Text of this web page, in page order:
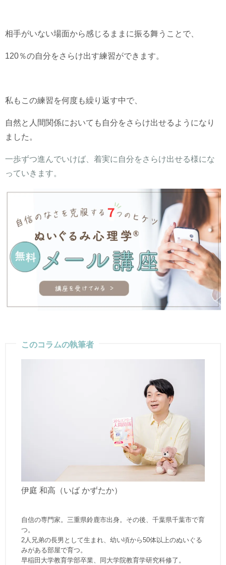
相手がいない場面から感じるままに振る舞うことで、
120％の自分をさらけ出す練習ができます。
私もこの練習を何度も繰り返す中で、
自然と人間関係においても自分をさらけ出せるようになり
ました。
一歩ずつ進んでいけば、着実に自分をさらけ出せる様にな
っていきます。
このコラムの執筆者
伊庭 和高（いば かずたか）
自信の専門家。三重県鈴鹿市出身。その後、千葉県千葉市で育
つ。
2人兄弟の長男として生まれ、幼い頃から50体以上のぬいぐる
みがある部屋で育つ。
早稲田大学教育学部卒業、同大学院教育学研究科修了。